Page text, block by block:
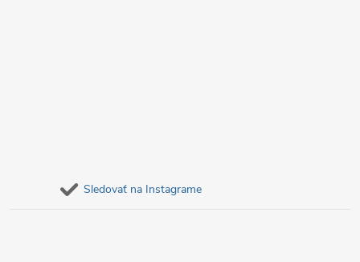
Sledovať na Instagrame